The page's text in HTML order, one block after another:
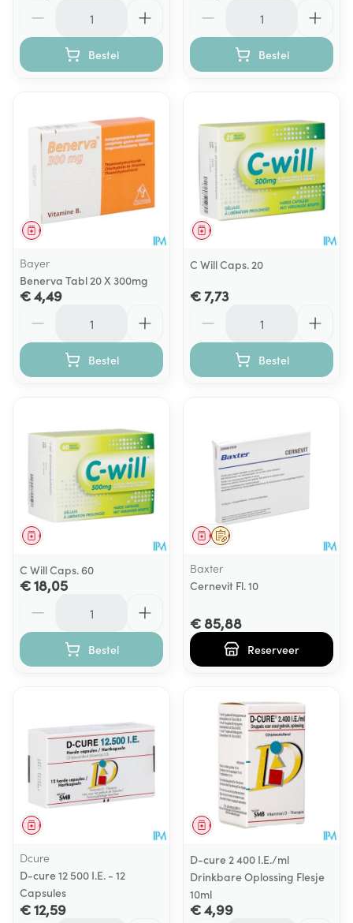
Bestel Bestel
Geneesmiddel
Bayer
Benerva Tabl 20 X 300mg
€ 4,49
Bestel
Geneesmiddel
C Will Caps. 20
€ 7,73
Bestel
Geneesmiddel
C Will Caps. 60
€ 18,05
Bestel
Op voorschrift
Geneesmiddel
Baxter
Cernevit Fl. 10
€ 85,88
Reserveer
Geneesmiddel
Dcure
D-cure 12 500 I.E. - 12
Capsules
€ 12,59
Geneesmiddel
D-cure 2 400 I.E./ml
Drinkbare Oplossing Flesje
10ml
€ 4,99